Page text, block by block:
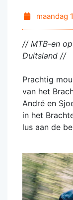
maandag
// MTB-en
Duitsland //
Prachtig
van het
André en
in het
lus aan de